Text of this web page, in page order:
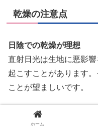
乾燥の注意点
日陰での乾燥が理想
直射日光は生地に悪影
起こすことがあります
ことが望ましいです。
室内干しの工夫
ホーム